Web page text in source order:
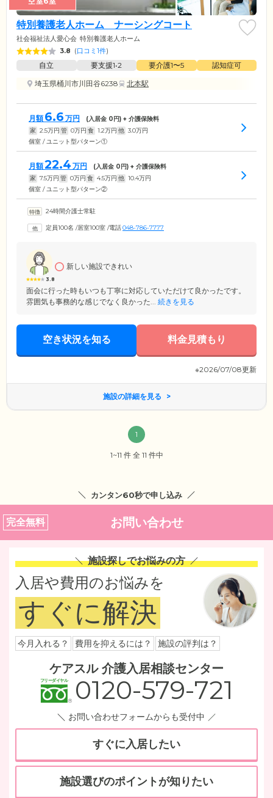
特別養護老人ホーム ナーシングコート
社会福祉法人愛心会 特別養護老人ホーム
3.8 (口コミ1件)
自立 要支援1•2 要介護1〜5
認知症可
埼玉県桶川市川田谷6238
北本駅
月額 6.6 万円 (入居金 0 円) + 介護保険料
家 2.5万円 管 0万円 食 1.2万円 他 3.0万円
個室 / ユニット型パターン①
月額22.4 万円 (入居金 0 円) + 介護保険料
家 7.5万円 管 0万円 食 4.5万円 他 10.4万円
個室 / ユニット型パターン②
24時間介護士常駐
定員100名 /居室100室 /電話048-786-7777
3.8
新しい施設できれい
面会に行った時もいつも丁寧に対応していただけて良かったです。
雰囲気も事務的な感じでなく良かった... 続きを見る
空き状況を知る 料金見積もり
※2026/07/08更新
施設の詳細を見る
1
1~11 件 全 11 件中
カンタン60秒で申し込み
完全無料 お問い合わせ
施設探しでお悩みの方
入居や費用のお悩みを
すぐに解決
今月入れる？ 費用を抑えるには？ 施設の評判は？
ケアスル 介護入居相談センター
0120-579-721
お問い合わせフォームからも受付中
すぐに入居したい
施設選びのポイントが知りたい